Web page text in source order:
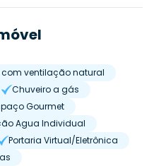
com ventilação natural
Chuveiro a gás
Gourmet
Agua Individual
Portaria Virtual/Eletrônica